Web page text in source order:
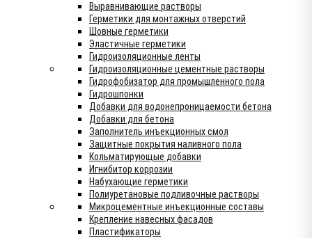
Выравнивающие растворы
Герметики для монтажных отверстий
Шовные герметики
Эластичные герметики
Гидроизоляционные ленты
Гидроизоляционные цементные растворы
Гидрофобизатор для промышленного пола
Гидрошпонки
Добавки для водонепроницаемости бетона
Добавки для бетона
Заполнитель инъекционных смол
Защитные покрытия наливного пола
Кольматирующые добавки
Игнибитор коррозии
Набухающие герметики
Полиуретановые подливочные растворы
Микроцементные инъекционные составы
Крепление навесных фасадов
Пластификаторы